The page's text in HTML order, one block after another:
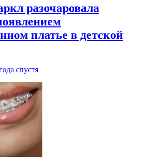
разочаровала
платье в детской
спустя